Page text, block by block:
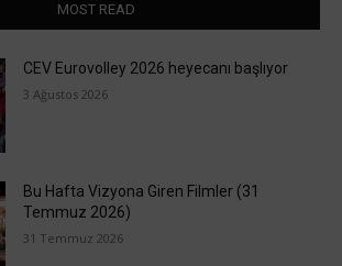
MOST READ
CEV Eurovolley 2026 heyecanı başlıyor
3 Ağustos 2026
Bu Hafta Vizyona Giren Filmler (31
Temmuz 2026)
31 Temmuz 2026